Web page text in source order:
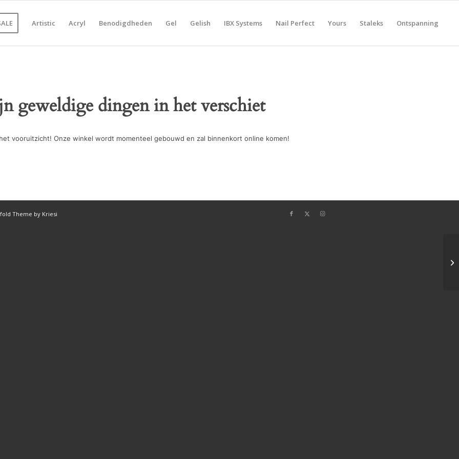
Artistic Acryl Benodigdheden Gel Gelish IBX Systems Nail Perfect Yours Staleks Ontspanning
geweldige dingen in het verschiet
vooruitzicht! Onze winkel wordt momenteel gebouwd en zal binnenkort online komen!
Theme by Kriesi